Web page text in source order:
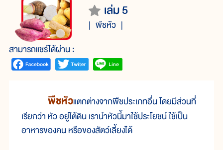
เล่ม 5
พืชหัว
สามารถแชร์ได้ผ่าน :
พืชหัวแตกต่างจากพืชประเภทอื่น โดยมีส่วนที่
เรียกว่า หัว อยู่ใต้ดิน เรานำหัวนี้มาใช้ประโยชน์ ใช้เป็น
อาหารของคน หรือของสัตว์เลี้ยงได้